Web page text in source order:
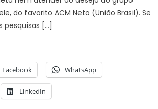
do favorito ACM Neto (União Brasil). Se
pesquisas […]
Facebook WhatsApp
LinkedIn